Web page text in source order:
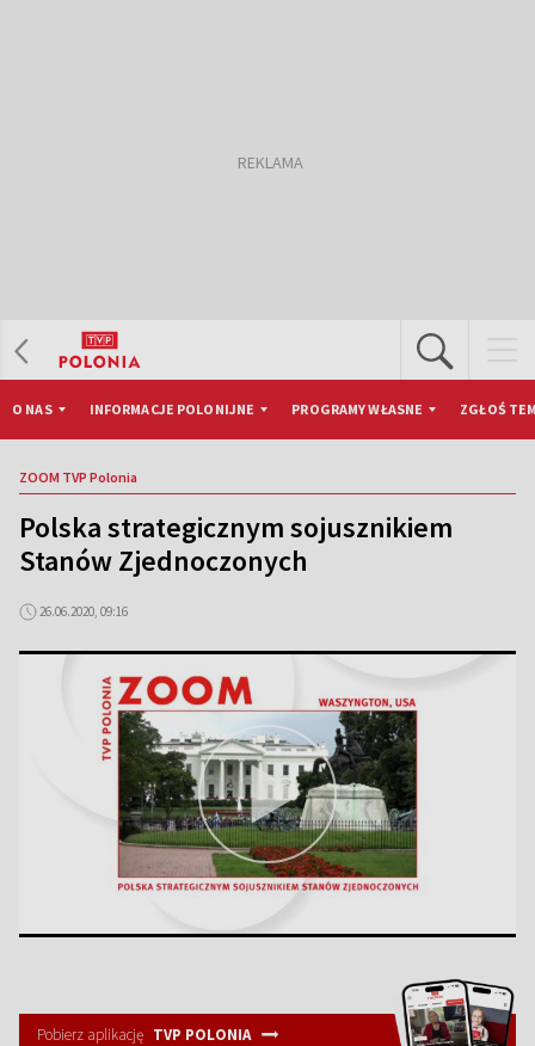
O NAS INFORMACJE POLONIJNE PROGRAMY WŁASNE ZGŁOŚ
ZOOM TVP Polonia
Polska strategicznym sojusznikiem
Stanów Zjednoczonych
26.06.2020, 09:16
Pobierz aplikację TVP POLONIA